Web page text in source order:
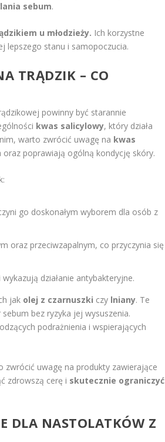
sebum.
u młodzieży. Ich korzystne
lepszego stanu i samopoczucia.
TRĄDZIK – CO
powinny być starannie
kwas salicylowy, który działa
warto zwrócić uwagę na kwas
oraz poprawiają ogólną kondycję skóry.
go doskonałym wyborem dla osób z
oraz przeciwzapalnym, co przyczynia się
działanie antybakteryjne.
jak olej z czarnuszki czy lniany. Te
bez ryzyka jej wysuszenia.
podrażnienia i wspierających
uwagę na produkty zawierające
zdrowszą cerę i skutecznie ograniczyć
DLA NASTOLATKÓW Z